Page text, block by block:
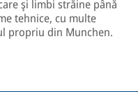
şi limbi străine până
tehnice, cu multe
propriu din Munchen.